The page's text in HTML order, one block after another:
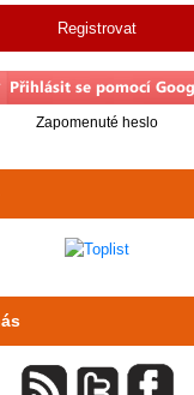
Registrovat
Zapomenuté heslo